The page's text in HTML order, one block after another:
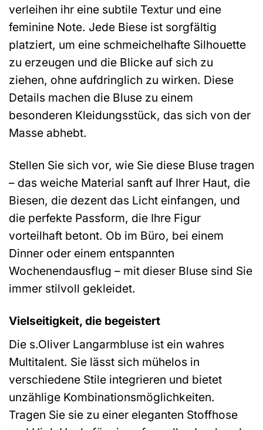
verleihen ihr eine subtile Textur und eine
feminine Note. Jede Biese ist sorgfältig
platziert, um eine schmeichelhafte Silhouette
zu erzeugen und die Blicke auf sich zu
ziehen, ohne aufdringlich zu wirken. Diese
Details machen die Bluse zu einem
besonderen Kleidungsstück, das sich von der
Masse abhebt.
Stellen Sie sich vor, wie Sie diese Bluse tragen
– das weiche Material sanft auf Ihrer Haut, die
Biesen, die dezent das Licht einfangen, und
die perfekte Passform, die Ihre Figur
vorteilhaft betont. Ob im Büro, bei einem
Dinner oder einem entspannten
Wochenendausflug – mit dieser Bluse sind Sie
immer stilvoll gekleidet.
Vielseitigkeit, die begeistert
Die s.Oliver Langarmbluse ist ein wahres
Multitalent. Sie lässt sich mühelos in
verschiedene Stile integrieren und bietet
unzählige Kombinationsmöglichkeiten.
Tragen Sie sie zu einer eleganten Stoffhose